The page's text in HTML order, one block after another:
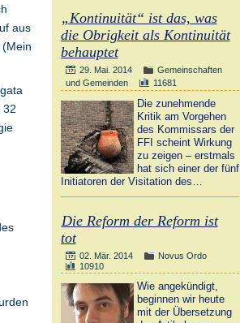
aus
32
„Kontinuität“ ist das, was
die Obrigkeit als Kontinuität
behauptet
29. Mai. 2014
Gemeinschaften
und Gemeinden
11681
Die zunehmende
Kritik am Vorgehen
des Kommissars der
FFI scheint Wirkung
zu zeigen – erstmals
hat sich einer der fünf
Initiatoren der Visitation des…
Die Reform der Reform ist
tot
02. Mär. 2014
Novus Ordo
10910
Wie angekündigt,
beginnen wir heute
mit der Übersetzung